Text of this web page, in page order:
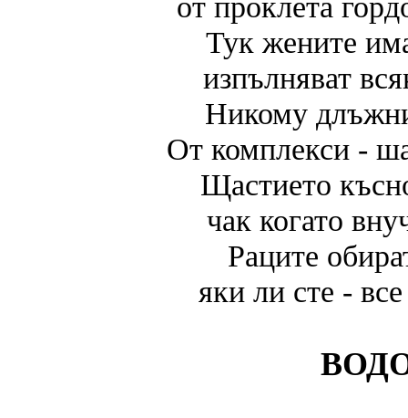
Тук жените
изпълняват
Никому
От комплекси -
Щастието
чак когато
Раците
яки ли сте -